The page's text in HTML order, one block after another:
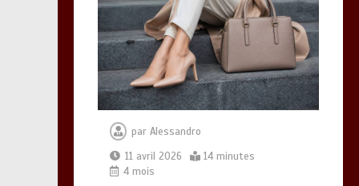
par Alessandro
11 avril 2026
14 minutes
4 mois